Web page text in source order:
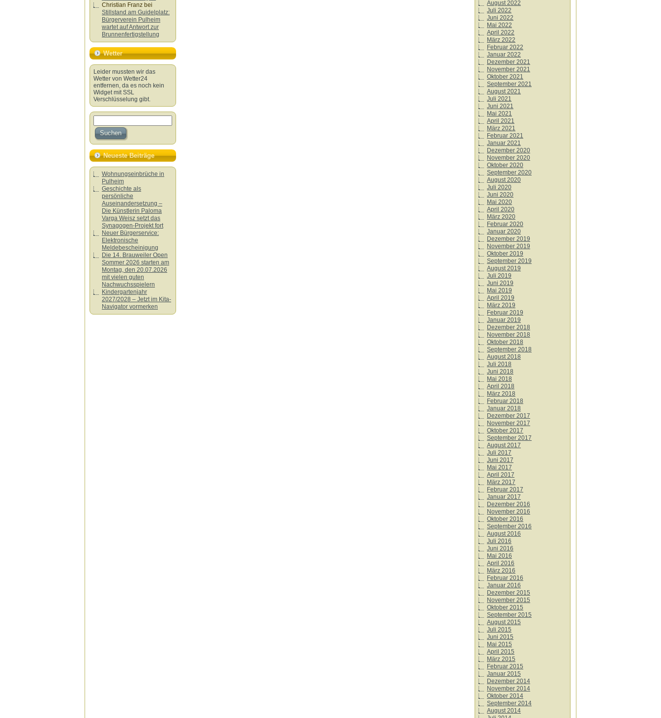
Christian Franz bei
Stillstand am Guidelplatz:
Bürgerverein Pulheim
wartet auf Antwort zur
Brunnenfertigstellung
Wetter
Leider mussten wir das
Wetter von Wetter24
entfernen, da es noch kein
Widget mit SSL
Verschlüsselung gibt.
Neueste Beiträge
Wohnungseinbrüche in
Pulheim
Geschichte als
persönliche
Auseinandersetzung –
Die Künstlerin Paloma
Varga Weisz setzt das
Synagogen-Projekt fort
Neuer Bürgerservice:
Elektronische
Meldebescheinigung
Die 14. Brauweiler Open
Sommer 2026 starten am
Montag, den 20.07.2026
mit vielen guten
Nachwuchsspielern
Kindergartenjahr
2027/2028 – Jetzt im Kita-
Navigator vormerken
August 2022
Juli 2022
Juni 2022
Mai 2022
April 2022
März 2022
Februar 2022
Januar 2022
Dezember 2021
November 2021
Oktober 2021
September 2021
August 2021
Juli 2021
Juni 2021
Mai 2021
April 2021
März 2021
Februar 2021
Januar 2021
Dezember 2020
November 2020
Oktober 2020
September 2020
August 2020
Juli 2020
Juni 2020
Mai 2020
April 2020
März 2020
Februar 2020
Januar 2020
Dezember 2019
November 2019
Oktober 2019
September 2019
August 2019
Juli 2019
Juni 2019
Mai 2019
April 2019
März 2019
Februar 2019
Januar 2019
Dezember 2018
November 2018
Oktober 2018
September 2018
August 2018
Juli 2018
Juni 2018
Mai 2018
April 2018
März 2018
Februar 2018
Januar 2018
Dezember 2017
November 2017
Oktober 2017
September 2017
August 2017
Juli 2017
Juni 2017
Mai 2017
April 2017
März 2017
Februar 2017
Januar 2017
Dezember 2016
November 2016
Oktober 2016
September 2016
August 2016
Juli 2016
Juni 2016
Mai 2016
April 2016
März 2016
Februar 2016
Januar 2016
Dezember 2015
November 2015
Oktober 2015
September 2015
August 2015
Juli 2015
Juni 2015
Mai 2015
April 2015
März 2015
Februar 2015
Januar 2015
Dezember 2014
November 2014
Oktober 2014
September 2014
August 2014